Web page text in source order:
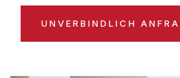
UNVERBINDLICH